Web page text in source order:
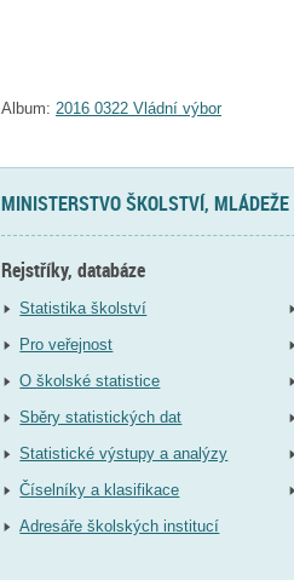
Album: 2016 0322 Vládní výbor
MINISTERSTVO ŠKOLSTVÍ,
Rejstříky, databáze
Statistika školství
Pro veřejnost
O školské statistice
Sběry statistických dat
Statistické výstupy a analýzy
Číselníky a klasifikace
Adresáře školských institucí